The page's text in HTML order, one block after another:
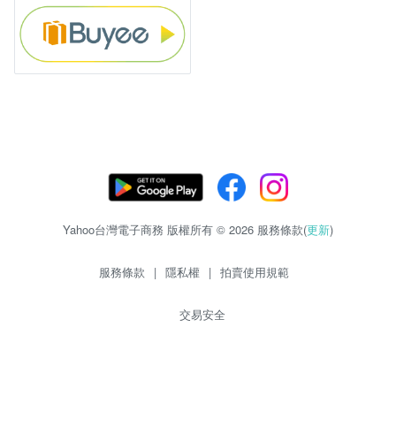
Yahoo台灣電子商務 版權所有 © 2026 服務條款(更新)
服務條款 | 隱私權 | 拍賣使用規範
交易安全